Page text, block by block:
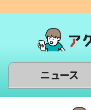
ニュース